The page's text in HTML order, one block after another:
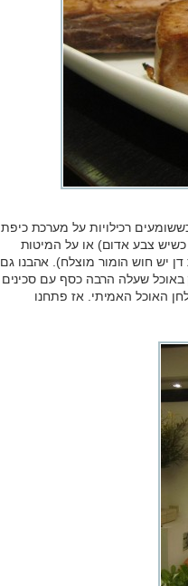
רכילויות על מערכת כיפת
כשיש צבע אדום) או על המיטות
יש חוש הומור מוצלח). אהבנו גם
באוכל שעלה הרבה כסף עם סכינים
האוכל האמיתי. אז פתחנו